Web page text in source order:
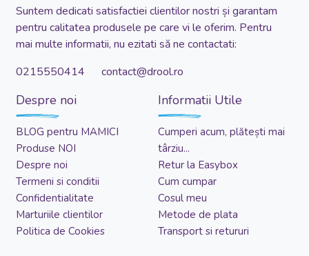
Suntem dedicati satisfactiei clientilor nostri și garantam
pentru calitatea produsele pe care vi le oferim. Pentru
mai multe informatii, nu ezitati să ne contactati:
0215550414 contact@drool.ro
Despre noi
BLOG pentru MAMICI
Produse NOI
Despre noi
Termeni si conditii
Confidentialitate
Marturiile clientilor
Politica de Cookies
Informatii Utile
Cumperi acum, plătești mai
târziu...
Retur la Easybox
Cum cumpar
Cosul meu
Metode de plata
Transport si retururi